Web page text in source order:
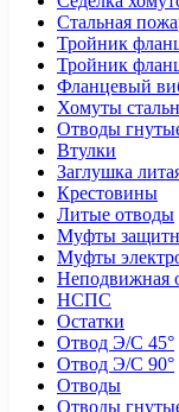
Стальная
Тройник
Тройник
Фланцевый
Хомуты
Отводы
Втулки
Заглушка
Крестовины
Литые отводы
Муфты
Муфты
Неподвижная
НСПС
Остатки
Отвод Э/С 45°
Отвод Э/С 90°
Отводы
Отводы